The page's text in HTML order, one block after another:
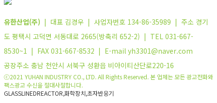
유한산업(주) | 대표 김경우 | 사업자번호 134-86-35989 | 주소 경기
도 평택시 고덕면 서동대로 2665(방축리 652-2) | TEL 031-667-
8530~1 | FAX 031-667-8532 | E-mail yh3301@naver.com
공장주소 충남 천안시 서북구 성환읍 비아이티산단로220-16
ⓒ2021 YUHAN INDUSTRY CO., LTD. All Rights Reserved. 본 업체는 모든 광고전화와
팩스광고 수신을 절대사절합니다.
GLASSLINEDREACTOR,화학장치,초자반응기